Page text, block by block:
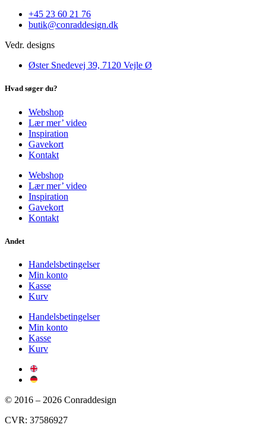
+45 23 60 21 76
butik@conraddesign.dk
Vedr. designs
Øster Snedevej 39, 7120 Vejle Ø
Hvad søger du?
Webshop
Lær mer’ video
Inspiration
Gavekort
Kontakt
Webshop
Lær mer’ video
Inspiration
Gavekort
Kontakt
Andet
Handelsbetingelser
Min konto
Kasse
Kurv
Handelsbetingelser
Min konto
Kasse
Kurv
© 2016 – 2026 Conraddesign
CVR: 37586927